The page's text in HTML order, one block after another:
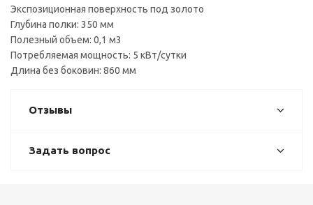
Экспозиционная поверхность под золото
Глубина полки: 350 мм
Полезный объем: 0,1 м3
Потребляемая мощность: 5 кВт/сутки
Длина без боковин: 860 мм
Отзывы
Задать вопрос